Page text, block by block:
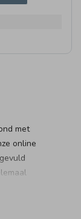
met
online